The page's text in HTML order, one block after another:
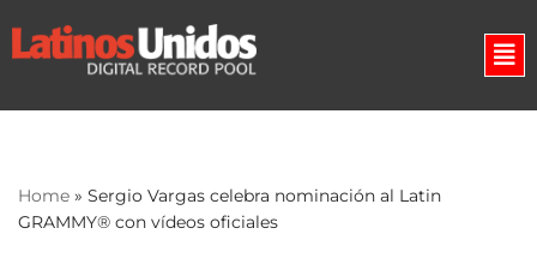
Skip
Home » Sergio Vargas celebra nominación al Latin
GRAMMY® con vídeos oficiales